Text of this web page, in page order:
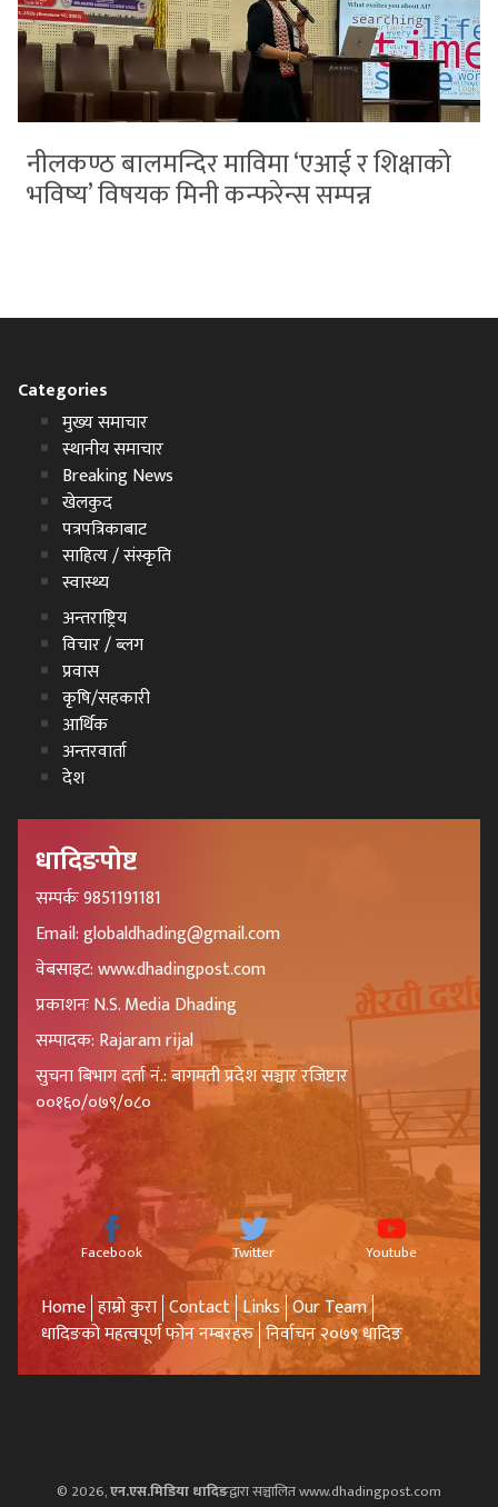
नीलकण्ठ बालमन्दिर माविमा ‘एआई र शिक्षाको
भविष्य’ विषयक मिनी कन्फरेन्स सम्पन्न
Categories
मुख्य समाचार
स्थानीय समाचार
Breaking News
खेलकुद
पत्रपत्रिकाबाट
साहित्य / संस्कृति
स्वास्थ्य
अन्तराष्ट्रिय
विचार / ब्लग
प्रवास
कृषि/सहकारी
आर्थिक
अन्तरवार्ता
देश
धादिङपोष्ट
सम्पर्कः 9851191181
Email: globaldhading@gmail.com
वेबसाइट: www.dhadingpost.com
प्रकाशनः N.S. Media Dhading
सम्पादक: Rajaram rijal
सुचना बिभाग दर्ता नं.: बागमती प्रदेश सञ्चार रजिष्टार
००१६०/०७९/०८०
Facebook Twitter Youtube
Home हाम्रो कुरा Contact Links Our Team
धादिङको महत्वपूर्ण फोन नम्बरहरु निर्वाचन २०७९ धादिङ
© 2026,एन.एस.मिडिया धादिङद्वारा सञ्चालित www.dhadingpost.com